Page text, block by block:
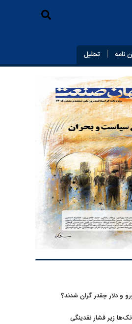
نامه تحلیل
و دلار چقدر گران شدند؟
زیر فشار نقدینگی